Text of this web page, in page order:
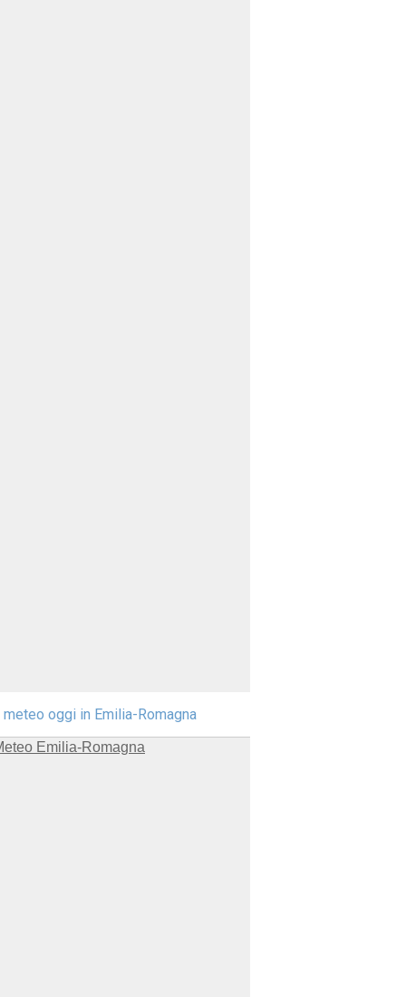
meteo oggi in Emilia-Romagna